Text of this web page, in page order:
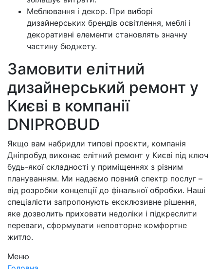
Меблювання і декор. При виборі
дизайнерських брендів освітлення, меблі і
декоративні елементи становлять значну
частину бюджету.
Замовити елітний
дизайнерський ремонт у
Києві в компанії
DNIPROBUD
Якщо вам набридли типові проєкти, компанія
Дніпробуд виконає елітний ремонт у Києві під ключ
будь-якої складності у приміщеннях з різним
плануванням. Ми надаємо повний спектр послуг –
від розробки концепції до фінальної обробки. Наші
спеціалісти запропонують ексклюзивне рішення,
яке дозволить приховати недоліки і підкреслити
переваги, сформувати неповторне комфортне
житло.
Меню